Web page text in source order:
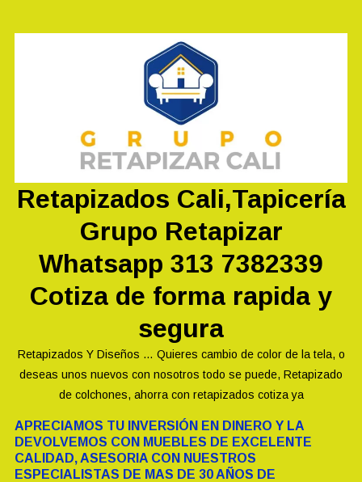
Retapizados Cali,Tapicería
Grupo Retapizar
Whatsapp 313 7382339
Cotiza de forma rapida y
segura
Retapizados Y Diseños … Quieres cambio de color de la tela, o
deseas unos nuevos con nosotros todo se puede, Retapizado
de colchones, ahorra con retapizados cotiza ya
APRECIAMOS TU INVERSIÓN EN DINERO Y LA
DEVOLVEMOS CON MUEBLES DE EXCELENTE
CALIDAD, ASESORIA CON NUESTROS
ESPECIALISTAS DE MAS DE 30 AÑOS DE